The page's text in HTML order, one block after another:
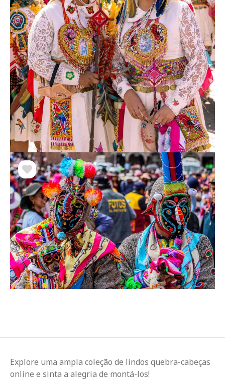
Explore uma ampla coleção de lindos quebra-cabeças
online e sinta a alegria de montá-los!